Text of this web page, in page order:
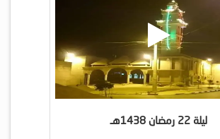
ليلة 22 رمضان 1438هـ